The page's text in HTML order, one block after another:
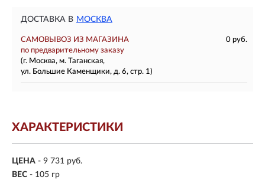
ДОСТАВКА В МОСКВА
САМОВЫВОЗ ИЗ МАГАЗИНА
0 руб.
по предварительному заказу
(г. Москва, м. Таганская,
ул. Большие Каменщики, д. 6, стр. 1)
ХАРАКТЕРИСТИКИ
ЦЕНА - 9 731 руб.
ВЕС - 105 гр